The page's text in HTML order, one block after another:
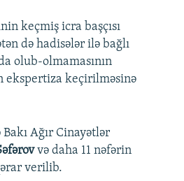
keçmiş icra başçısı
də hadisələr ilə bağlı
olub-olmamasının
ekspertiza keçirilməsinə
Ağır Cinayətlər
və daha 11 nəfərin
verilib.